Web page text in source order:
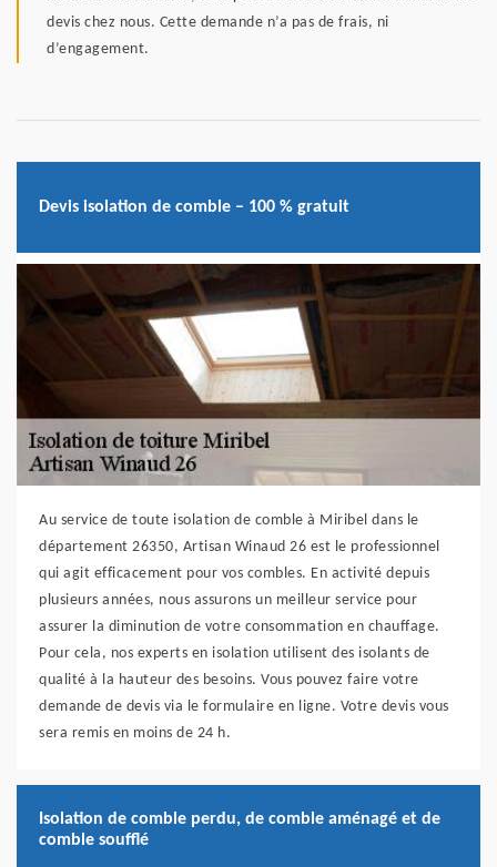
devis chez nous. Cette demande n’a pas de frais, ni
d’engagement.
Devis isolation de comble – 100 % gratuit
Au service de toute isolation de comble à Miribel dans le
département 26350, Artisan Winaud 26 est le professionnel
qui agit efficacement pour vos combles. En activité depuis
plusieurs années, nous assurons un meilleur service pour
assurer la diminution de votre consommation en chauffage.
Pour cela, nos experts en isolation utilisent des isolants de
qualité à la hauteur des besoins. Vous pouvez faire votre
demande de devis via le formulaire en ligne. Votre devis vous
sera remis en moins de 24 h.
Isolation de comble perdu, de comble aménagé et de
comble soufflé